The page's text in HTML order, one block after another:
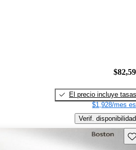
El precio incluye tasas
$1,928/mes
Verif. disponibilidad